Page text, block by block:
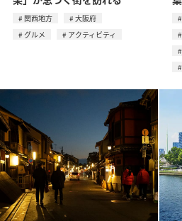
関西地方
大阪府
グルメ
アクティビティ